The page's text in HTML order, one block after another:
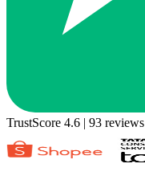
TrustScore 4.6 | 93 reviews